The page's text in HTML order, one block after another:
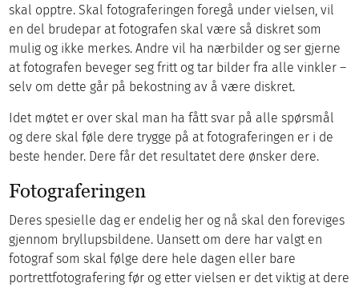
skal opptre. Skal fotograferingen foregå under vielsen, vil
en del brudepar at fotografen skal være så diskret som
mulig og ikke merkes. Andre vil ha nærbilder og ser gjerne
at fotografen beveger seg fritt og tar bilder fra alle vinkler –
selv om dette går på bekostning av å være diskret.
Idet møtet er over skal man ha fått svar på alle spørsmål
og dere skal føle dere trygge på at fotograferingen er i de
beste hender. Dere får det resultatet dere ønsker dere.
Fotograferingen
Deres spesielle dag er endelig her og nå skal den foreviges
gjennom bryllupsbildene. Uansett om dere har valgt en
fotograf som skal følge dere hele dagen eller bare
portrettfotografering før og etter vielsen er det viktig at dere